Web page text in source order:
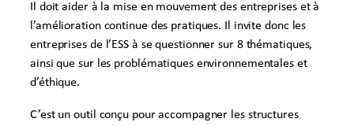
Il doit aider à la mise en mouvement des entreprises et à
l’amélioration continue des pratiques. Il invite donc les
entreprises de l’ESS à se questionner sur 8 thématiques,
ainsi que sur les problématiques environnementales et
d’éthique.
C’est un outil conçu pour accompagner les structures